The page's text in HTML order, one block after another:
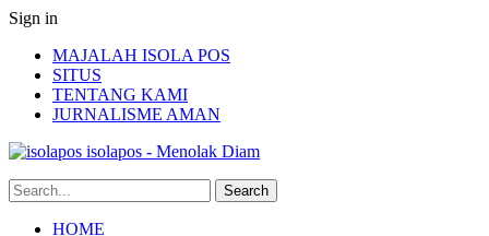
Sign in
MAJALAH ISOLA POS
SITUS
TENTANG KAMI
JURNALISME AMAN
isolapos - Menolak Diam
HOME